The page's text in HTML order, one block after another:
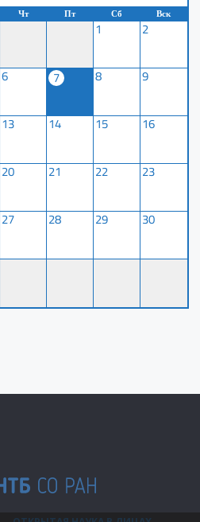
Чт Пт Сб Вск
1 2
6 7 8 9
13 14 15 16
20 21 22 23
27 28 29 30